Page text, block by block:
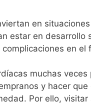
en
estar en desarrollo
en el
muchas veces
y hacer
Por ello,